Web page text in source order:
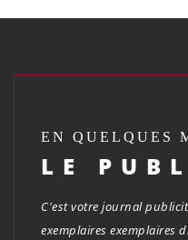
EN QUELQUES
LE
C'est votre journal
exemplaires exemplaires